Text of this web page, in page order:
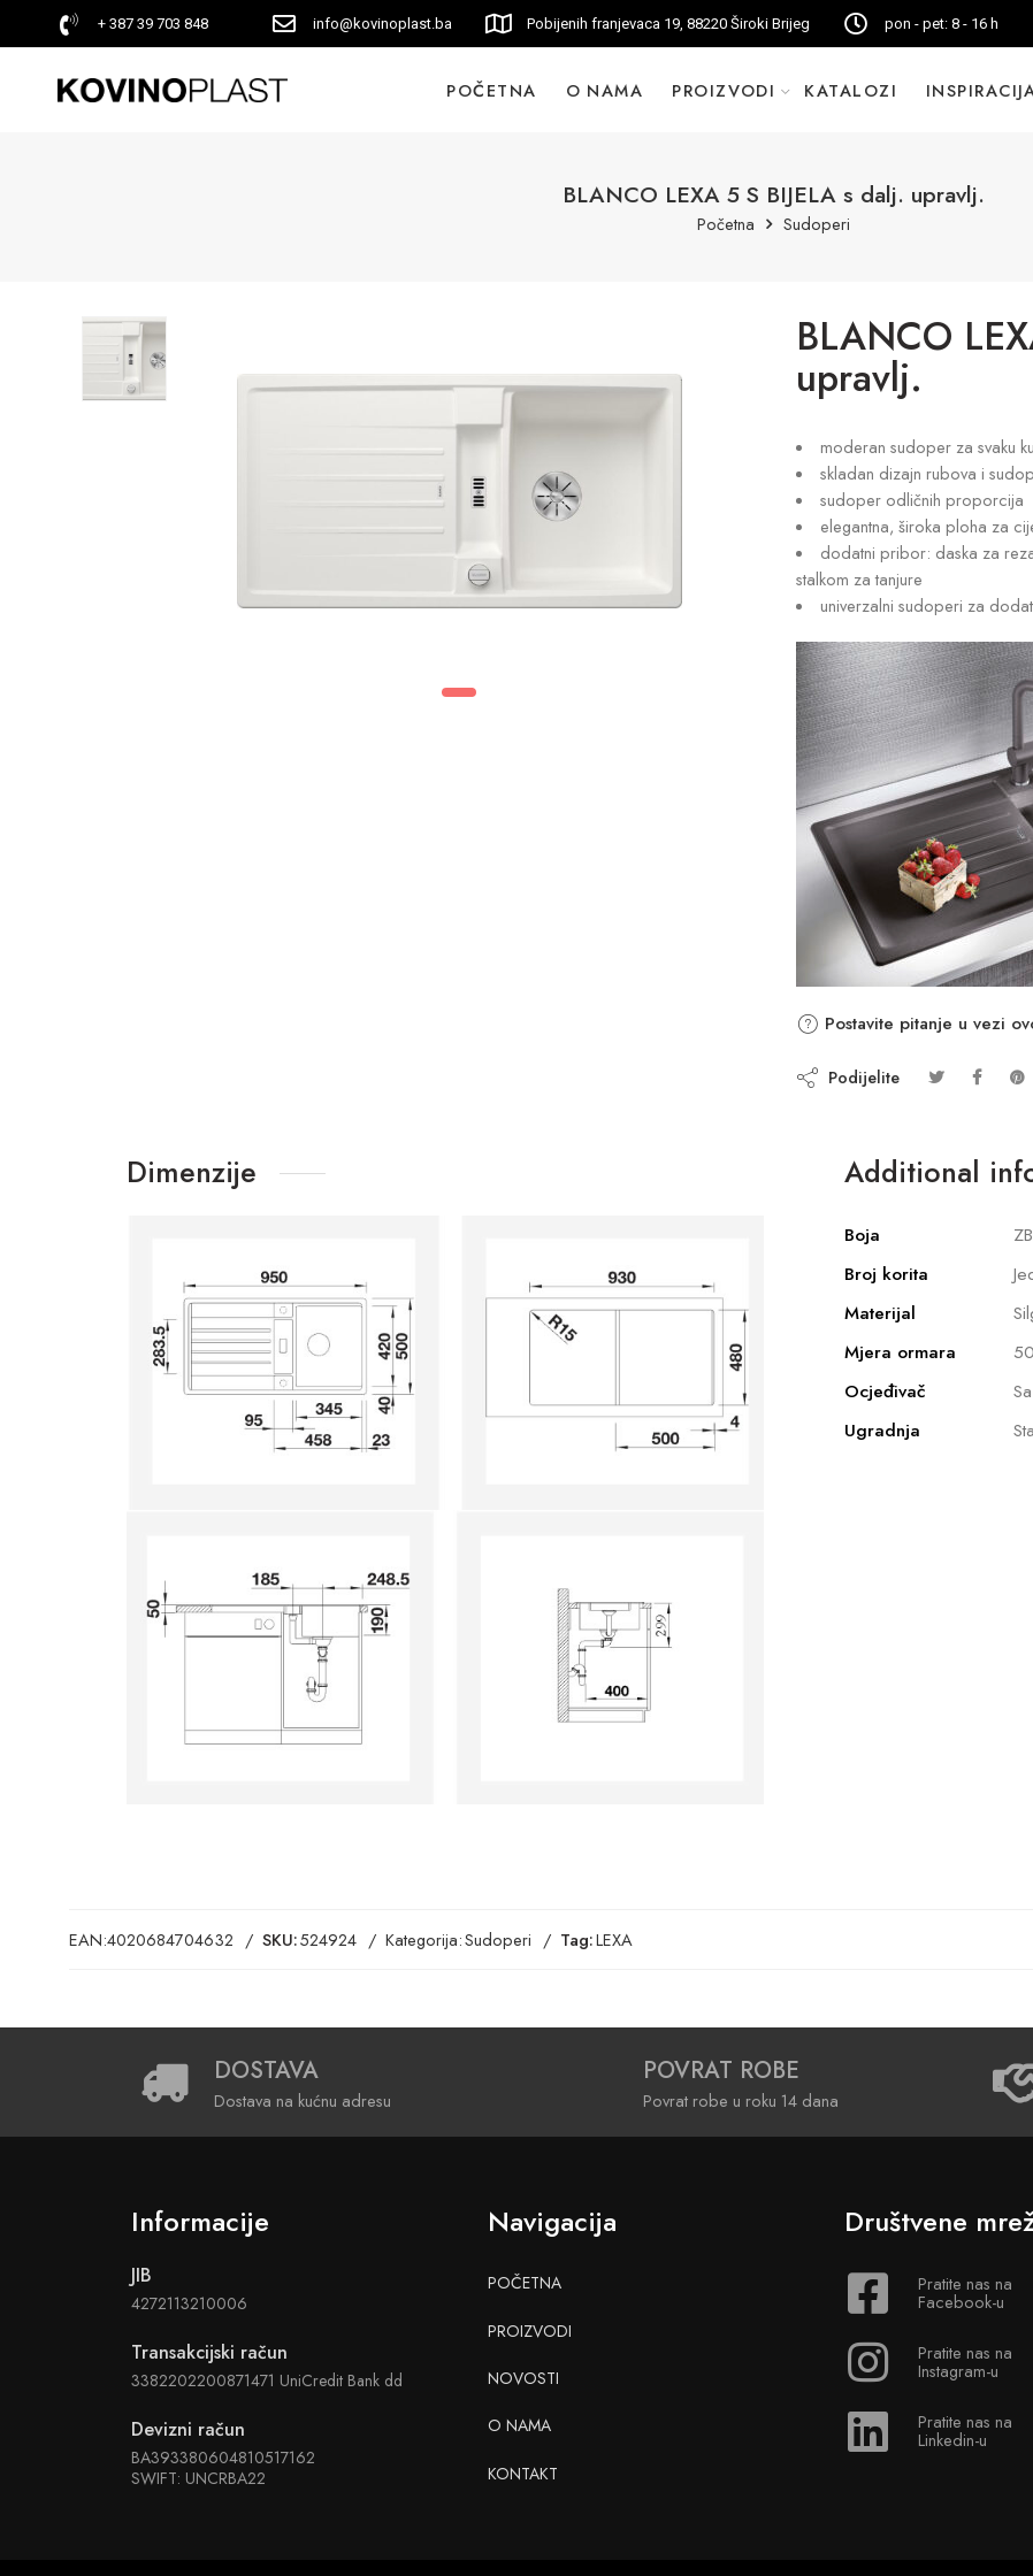
+ 387 39 703 848 info@kovinoplast.ba Pobijenih franjevaca 19, 88220 Široki Brijeg pon - pet: 8 - 16 h
POČETNA O NAMA PROIZVODI KATALOZI
BLANCO LEXA 5 S BIJELA s dalj. upravlj.
Početna Sudoperi
BLANCO
upravlj.
moderan sudoper za svaku
skladan dizajn rubova i
sudoper odličnih proporcija
elegantna, široka ploha za
dodatni pribor: daska za
stalkom za tanjure
univerzalni sudoperi za
Postavite pitanje u vezi
Podijelite
Dimenzije Additional
Boja
Broj korita
Materijal
Mjera ormara
Ocjeđivač
Ugradnja
EAN:4020684704632 SKU:524924 Kategorija:Sudoperi Tag:LEXA
DOSTAVA
Dostava na kućnu adresu
POVRAT ROBE
Povrat robe u roku 14 dana
Informacije
JIB
4272113210006
Transakcijski račun
3382202200871471 UniCredit Bank dd
Devizni račun
BA393380604810517162
SWIFT: UNCRBA22
Navigacija
POČETNA
PROIZVODI
NOVOSTI
O NAMA
KONTAKT
Društvene
Pratite nas na
Facebook-u
Pratite nas na
Instagram-u
Pratite nas na
Linkedin-u